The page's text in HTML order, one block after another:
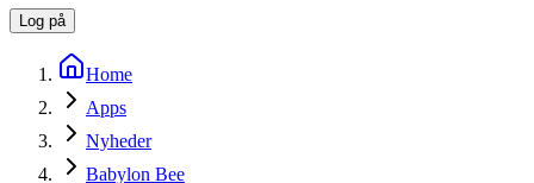
Log på
Home
Apps
Nyheder
Babylon Bee